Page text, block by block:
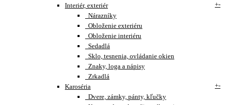
Interiér, exteriér
+-
Nárazníky
Obloženie exteriéru
Obloženie interiéru
Sedadlá
Sklo, tesnenia, ovládanie okien
Znaky, loga a nápisy
Zrkadlá
Karoséria
+-
Dvere, zámky, pánty, kľučky